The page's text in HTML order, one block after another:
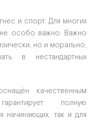
и спорт. Для многих
особо важно. Важно
но и морально,
в нестандартных
качественным
полную
начинающих, так и для